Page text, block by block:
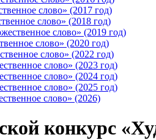
слово» (2017 год)
слово» (2018 год)
слово» (2019 год)
слово» (2020 год)
слово» (2022 год)
слово» (2023 год)
слово» (2024 год)
слово» (2025 год)
слово» (2026)
конкурс